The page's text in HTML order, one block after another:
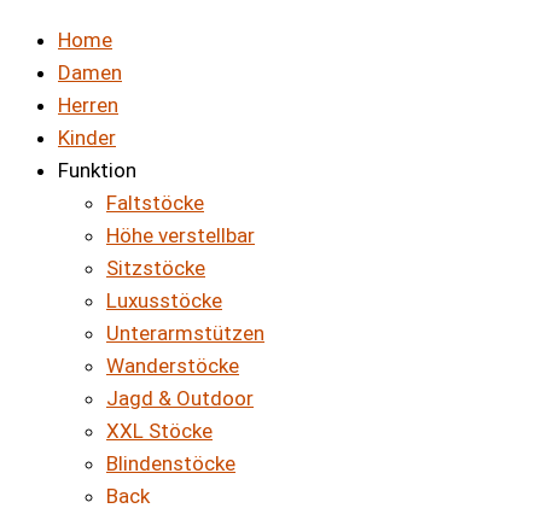
Home
Damen
Herren
Kinder
Funktion
Faltstöcke
Höhe verstellbar
Sitzstöcke
Luxusstöcke
Unterarmstützen
Wanderstöcke
Jagd & Outdoor
XXL Stöcke
Blindenstöcke
Back